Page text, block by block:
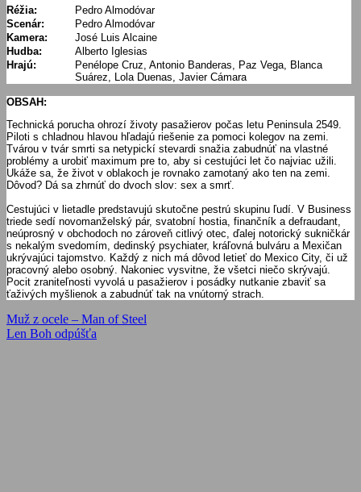
Réžia:
Pedro Almodóvar
Scenár:
Pedro Almodóvar
Kamera:
José Luis Alcaine
Hudba:
Alberto Iglesias
Hrajú:
Penélope Cruz, Antonio Banderas, Paz Vega, Blanca
Suárez, Lola Duenas, Javier Cámara
OBSAH:
Technická porucha ohrozí životy pasažierov počas letu Peninsula 2549.
Piloti s chladnou hlavou hľadajú riešenie za pomoci kolegov na zemi.
Tvárou v tvár smrti sa netypickí stevardi snažia zabudnúť na vlastné
problémy a urobiť maximum pre to, aby si cestujúci let čo najviac užili.
Ukáže sa, že život v oblakoch je rovnako zamotaný ako ten na zemi.
Dôvod? Dá sa zhrnúť do dvoch slov: sex a smrť.
Cestujúci v lietadle predstavujú skutočne pestrú skupinu ľudí. V Business
triede sedí novomanželský pár, svatobní hostia, finančník a defraudant,
neúprosný v obchodoch no zároveň citlivý otec, ďalej notorický sukničkár
s nekalým svedomím, dedinský psychiater, kráľovná bulváru a Mexičan
ukrývajúci tajomstvo. Každý z nich má dôvod letieť do Mexico City, či už
pracovný alebo osobný. Nakoniec vysvitne, že všetci niečo skrývajú.
Pocit zraniteľnosti vyvolá u pasažierov i posádky nutkanie zbaviť sa
ťaživých myšlienok a zabudnúť tak na vnútorný strach.
Navigácia
v
Previous
Post:
Muž z ocele – Man of Steel
Next
Len Boh odpúšťa